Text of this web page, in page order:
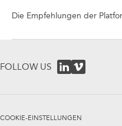
Die Empfehlungen der
FOLLOW US
COOKIE-EINSTELLUNGEN